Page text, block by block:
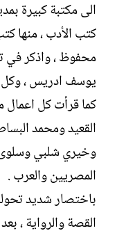
الى مكتبة كبيرة
كتب الأدب ،
محفوظ ، واذكر في
يوسف ادريس ، وكل
كما قرأت كل
القعيد ومحمد
وخيري شلبي
المصريين والعرب .
باختصار شديد
القصة والرواية ،